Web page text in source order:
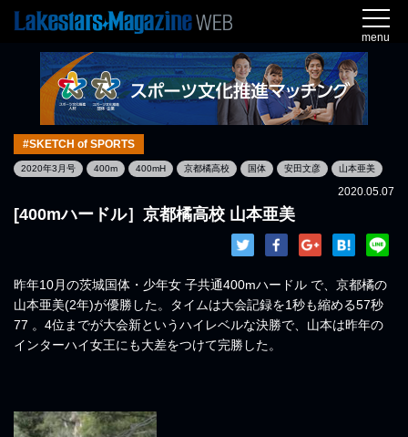
menu
#SKETCH of SPORTS
2020年3月号 400m 400mH 京都橘高校 国体 安田文彦 山本亜美
2020.05.07
[400mハードル］京都橘高校 山本亜美
昨年10月の茨城国体・少年女 子共通400mハードル で、京都橘の
山本亜美(2年)が優勝した。タイムは大会記録を1秒も縮める57秒
77 。4位までが大会新というハイレベルな決勝で、山本は昨年の
インターハイ女王にも大差をつけて完勝した。